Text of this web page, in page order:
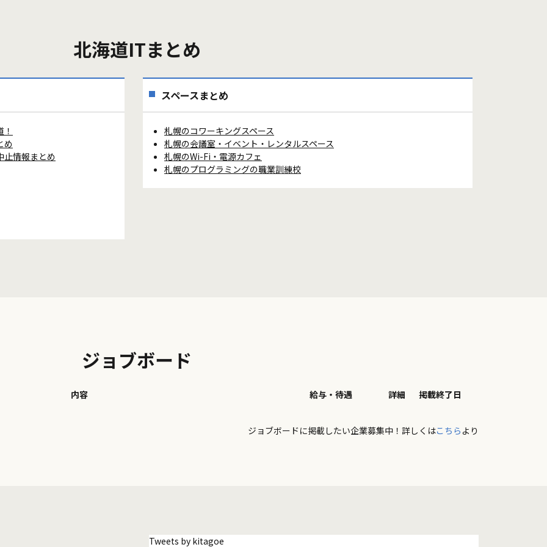
北海道ITまとめ
め
止情報まとめ
スペースまとめ
札幌のコワーキングスペース
札幌の会議室・イベント・レンタルスペース
札幌のWi-Fi・電源カフェ
札幌のプログラミングの職業訓練校
ジョブボード
内容 給与・待遇 詳細 掲載終了日
ジョブボードに掲載したい企業募集中！詳しくはこちら より
Tweets by kitagoe